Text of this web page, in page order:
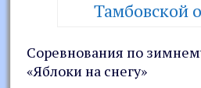
Тамбовской
Соревнования по
«Яблоки на снегу»